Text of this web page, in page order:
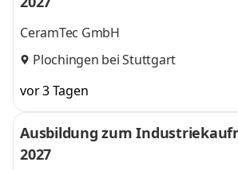
CeramTec GmbH
Plochingen bei Stuttgart
vor 3 Tagen
Ausbildung zum
2027